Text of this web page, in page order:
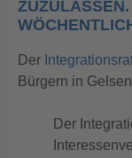
Der
Bürgern in
Der